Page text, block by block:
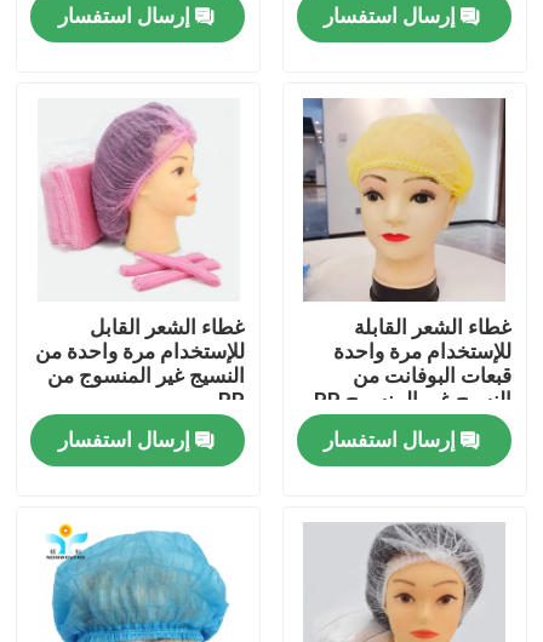
منتجات
معلومات عنا
جولة في المعمل
مراقبة الجودة
اتصل بنا
اطلب اقتباس
بذلات واقية يمكن التخلص منها
معطف واقي يمكن التخلص منه
إرسال استفسار
إرسال استفسار
غطاء الشعر القابلة
للإستخدام مرة واحدة
قبعات البوفانت من
النسيج غير المنسوج PP
لصناعة الأغذية
إرسال استفسار
غطاء الشعر القابل
للإستخدام مرة واحدة من
النسيج غير المنسوج من
PP
إرسال استفسار